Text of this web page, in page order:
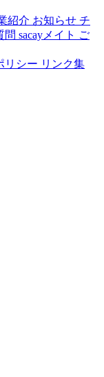
紹介 お知らせ チ
問 sacayメイト ご
リシー リンク集